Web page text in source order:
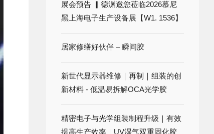
展会预告 ▎德渊邀您莅临2026慕尼
黑上海电子生产设备展【W1. 1536】
居家修缮好伙伴 – 瞬间胶
新世代显示器维修｜再制｜组装的创
新材料 - 低温易拆解OCA光学胶
精密电子与光学组装制程升级｜有效
提高生产效率｜UV湿气双重固化胶